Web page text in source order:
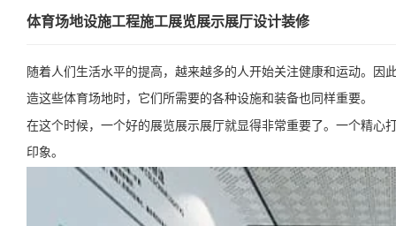
体育场地设施工程施工展览展示展厅设计装修
随着人们生活水平的提高，越来越多的人开始关注健康和运动。
造这些体育场地时，它们所需要的各种设施和装备也同样重要。
在这个时候，一个好的展览展示展厅就显得非常重要了。一个精
印象。